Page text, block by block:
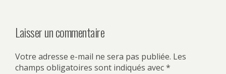
Laisser un commentaire
Votre adresse e-mail ne sera pas publiée. Les
champs obligatoires sont indiqués avec*